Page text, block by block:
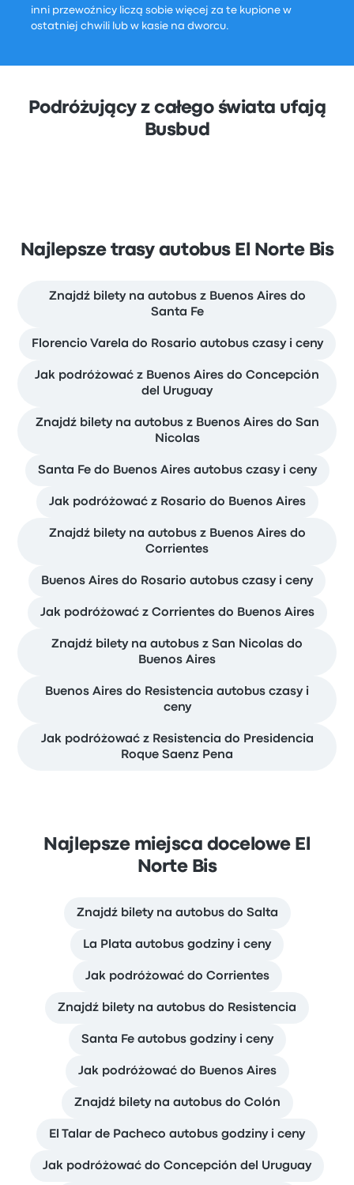
inni przewoźnicy liczą sobie więcej za te kupione w
ostatniej chwili lub w kasie na dworcu.
Podróżujący z całego świata ufają
Busbud
Najlepsze trasy autobus El Norte Bis
Znajdź bilety na autobus z Buenos Aires do
Santa Fe
Florencio Varela do Rosario autobus czasy i ceny
Jak podróżować z Buenos Aires do Concepción
del Uruguay
Znajdź bilety na autobus z Buenos Aires do San
Nicolas
Santa Fe do Buenos Aires autobus czasy i ceny
Jak podróżować z Rosario do Buenos Aires
Znajdź bilety na autobus z Buenos Aires do
Corrientes
Buenos Aires do Rosario autobus czasy i ceny
Jak podróżować z Corrientes do Buenos Aires
Znajdź bilety na autobus z San Nicolas do
Buenos Aires
Buenos Aires do Resistencia autobus czasy i
ceny
Jak podróżować z Resistencia do Presidencia
Roque Saenz Pena
Najlepsze miejsca docelowe El
Norte Bis
Znajdź bilety na autobus do Salta
La Plata autobus godziny i ceny
Jak podróżować do Corrientes
Znajdź bilety na autobus do Resistencia
Santa Fe autobus godziny i ceny
Jak podróżować do Buenos Aires
Znajdź bilety na autobus do Colón
El Talar de Pacheco autobus godziny i ceny
Jak podróżować do Concepción del Uruguay